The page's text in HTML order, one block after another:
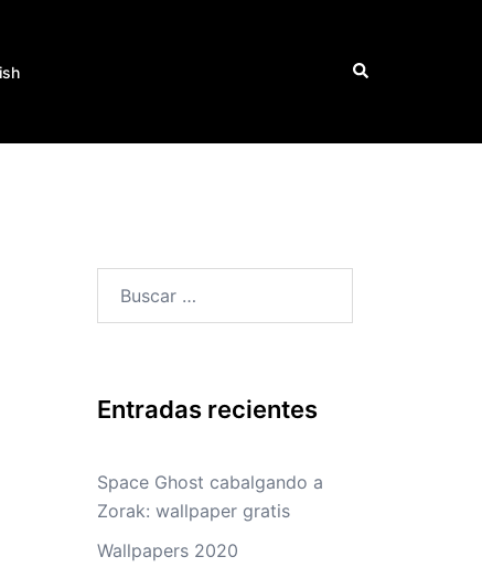
Buscar
Entradas recientes
Space Ghost cabalgando a
Zorak: wallpaper gratis
Wallpapers 2020